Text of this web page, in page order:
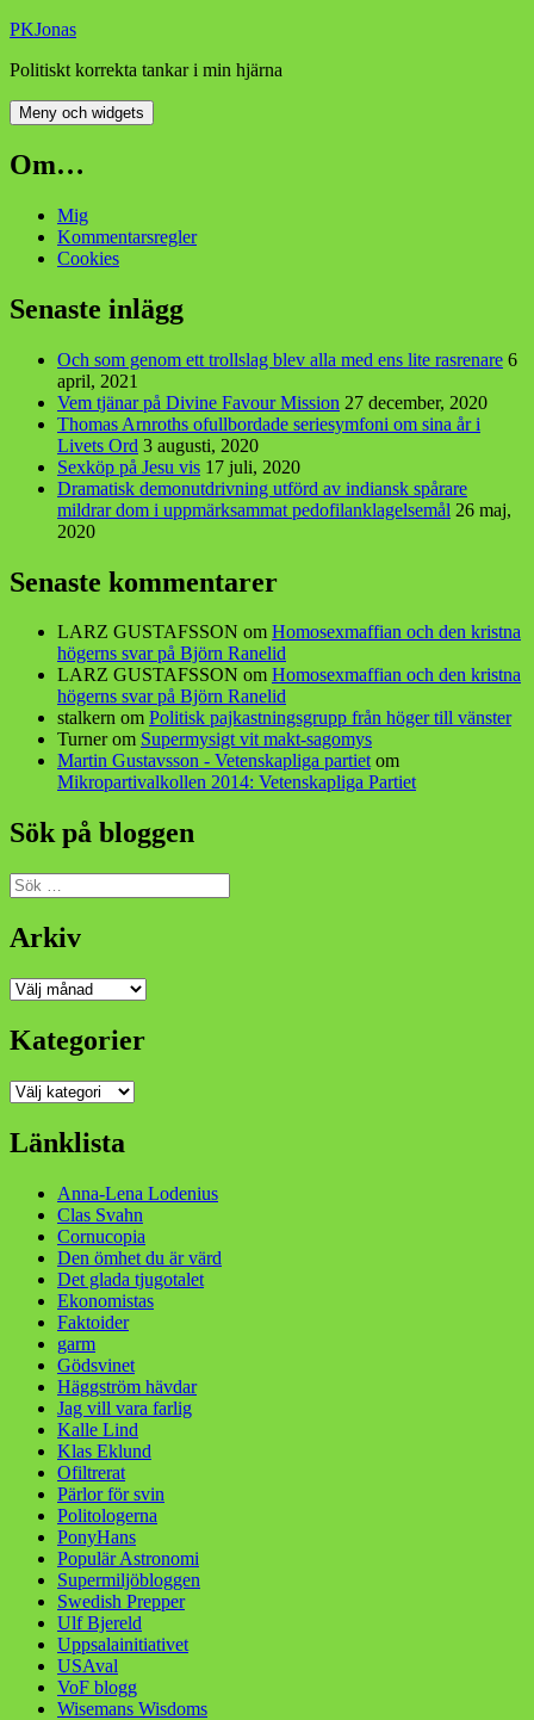
Hoppa
innehåll
PKJonas
Politiskt korrekta tankar i min hjärna
Meny och widgets
Om…
Mig
Kommentarsregler
Cookies
Senaste inlägg
Och som genom ett trollslag blev alla med ens lite rasrenare 6
april, 2021
Vem tjänar på Divine Favour Mission 27 december, 2020
Thomas Arnroths ofullbordade seriesymfoni om sina år i
Livets Ord 3 augusti, 2020
Sexköp på Jesu vis 17 juli, 2020
Dramatisk demonutdrivning utförd av indiansk spårare
mildrar dom i uppmärksammat pedofilanklagelsemål 26 maj,
2020
Senaste kommentarer
LARZ GUSTAFSSON om Homosexmaffian och den kristna
högerns svar på Björn Ranelid
LARZ GUSTAFSSON om Homosexmaffian och den kristna
högerns svar på Björn Ranelid
stalkern om Politisk pajkastningsgrupp från höger till vänster
Turnerom Supermysigt vit makt-sagomys
Martin Gustavsson - Vetenskapliga partietom
Mikropartivalkollen 2014: Vetenskapliga Partiet
Sök på bloggen
Sök
efter:
Arkiv
Arkiv
Kategorier
Kategorier
Länklista
Anna-Lena Lodenius
Clas Svahn
Cornucopia
Den ömhet du är värd
Det glada tjugotalet
Ekonomistas
Faktoider
garm
Gödsvinet
Häggström hävdar
Jag vill vara farlig
Kalle Lind
Klas Eklund
Ofiltrerat
Pärlor för svin
Politologerna
PonyHans
Populär Astronomi
Supermiljöbloggen
Swedish Prepper
Ulf Bjereld
Uppsalainitiativet
USAval
VoF blogg
Wisemans Wisdoms